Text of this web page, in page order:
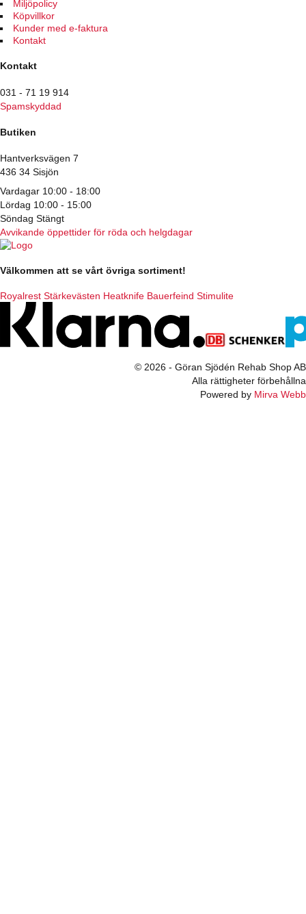
produktsidan
Miljöpolicy
Köpvillkor
Kunder med e-faktura
Kontakt
Kontakt
031 - 71 19 914
Spamskyddad
Butiken
Hantverksvägen 7
436 34 Sisjön
Vardagar 10:00 - 18:00
Lördag 10:00 - 15:00
Söndag Stängt
Avvikande öppettider för röda och helgdagar
Välkommen att se vårt övriga sortiment!
Royalrest Stärkevästen Heatknife Bauerfeind Stimulite
© 2026 - Göran Sjödén Rehab Shop AB
Alla rättigheter förbehållna
Powered by Mirva Webb